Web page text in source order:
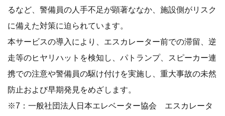
るなど、警備員の人手不足が顕著ななか、施設側がリスク
に備えた対策に迫られています。
本サービスの導入により、エスカレーター前での滞留、逆
走等のヒヤリハットを検知し、パトランプ、スピーカー連
携での注意や警備員の駆け付けを実施し、重大事故の未然
防止および早期発見をめざします。
※7：一般社団法人日本エレベーター協会 エスカレータ